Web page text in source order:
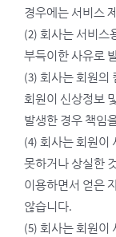
경우에는 서비스
(2) 회사는 서비스
부득이한 사유로
(3) 회사는 회원의
회원이 신상정보
발생한 경우 책임
(4) 회사는 회원이
못하거나 상실한
이용하면서 얻은
않습니다.
(5) 회사는 회원이